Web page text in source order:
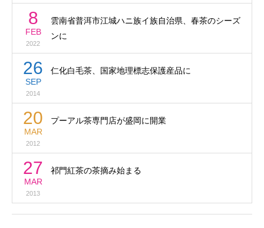
8
FEB
2022
雲南省普洱市江城ハニ族イ族自治県、春茶のシーズ
ンに
26
SEP
2014
仁化白毛茶、国家地理標志保護産品に
20
MAR
2012
プーアル茶専門店が盛岡に開業
27
MAR
2013
祁門紅茶の茶摘み始まる